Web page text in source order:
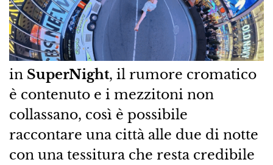
in SuperNight, il rumore cromatico
è contenuto e i mezzitoni non
collassano, così è possibile
raccontare una città alle due di notte
con una tessitura che resta credibile